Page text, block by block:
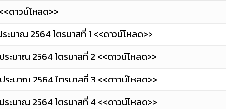
ดาวน์โหลด>>
ะมาณ 2564 ไตรมาสที่ 1 <<ดาวน์โหลด>>
ะมาณ 2564 ไตรมาสที่ 2 <<ดาวน์โหลด>>
ะมาณ 2564 ไตรมาสที่ 3 <<ดาวน์โหลด>>
ะมาณ 2564 ไตรมาสที่ 4 <<ดาวน์โหลด>>